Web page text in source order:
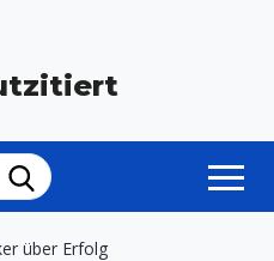
über Erfolg